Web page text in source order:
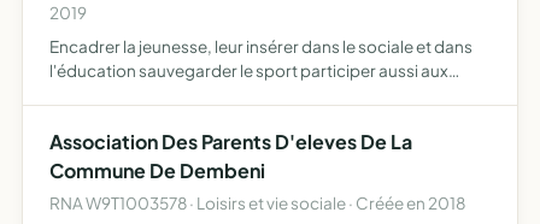
2019
Encadrer la jeunesse, leur insérer dans le sociale et dans
l'éducation sauvegarder le sport participer aussi aux
Association Des Parents D'eleves De La
Commune De Dembeni
RNA W9T1003578 · Loisirs et vie sociale · Créée en 2018